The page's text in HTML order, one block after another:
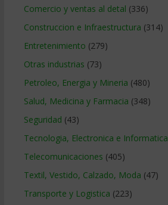
Comercio y ventas al detal (336)
Construccion e Infraestructura (314)
Entretenimiento (279)
Otras industrias (73)
Petroleo, Energia y Mineria (480)
Salud, Medicina y Farmacia (348)
Seguridad (43)
Tecnologia, Electronica e Informatica
Telecomunicaciones (405)
Textil, Vestido, Calzado, Moda (47)
Transporte y Logistica (223)